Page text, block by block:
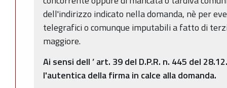
dell'indirizzo indicato nella domanda, nè per
telegrafici o comunque imputabili a fatto di
maggiore.
Ai sensi dell ’art. 39del D.P.R. n. 445 del
l'autenticadellafirmain calce alladomanda.